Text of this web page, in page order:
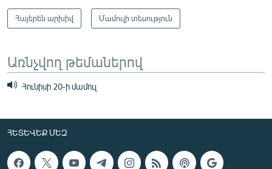
Հայերեն արխիվ Մամուլի տեսություն
Առնչվող թեմաներով
Հունիսի 20-ի մամուլ
ՀԵՏԵՎԵՔ ՄԵԶ